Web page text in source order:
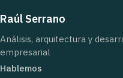
Raúl Serrano
Análisis, arquitectura y
empresarial
Hablemos